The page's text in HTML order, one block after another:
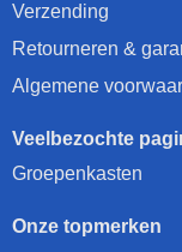
Verzending
Retourneren &
Algemene
Veelbezochte
Groepenkasten
Onze topmerken